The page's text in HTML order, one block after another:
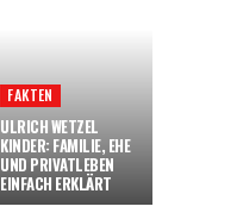
FAKTEN
ULRICH WETZEL
KINDER: FAMILIE, EHE
UND PRIVATLEBEN
EINFACH ERKLÄRT